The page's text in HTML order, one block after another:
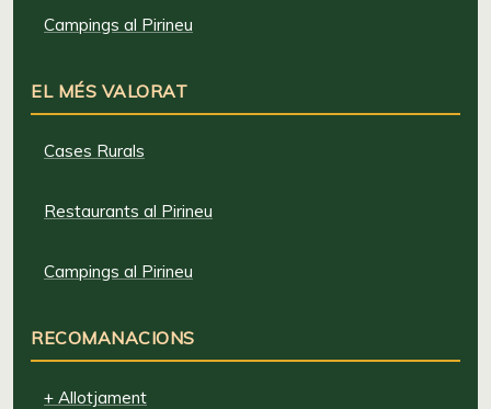
Campings al Pirineu
EL MÉS VALORAT
Cases Rurals
Restaurants al Pirineu
Campings al Pirineu
RECOMANACIONS
+ Allotjament